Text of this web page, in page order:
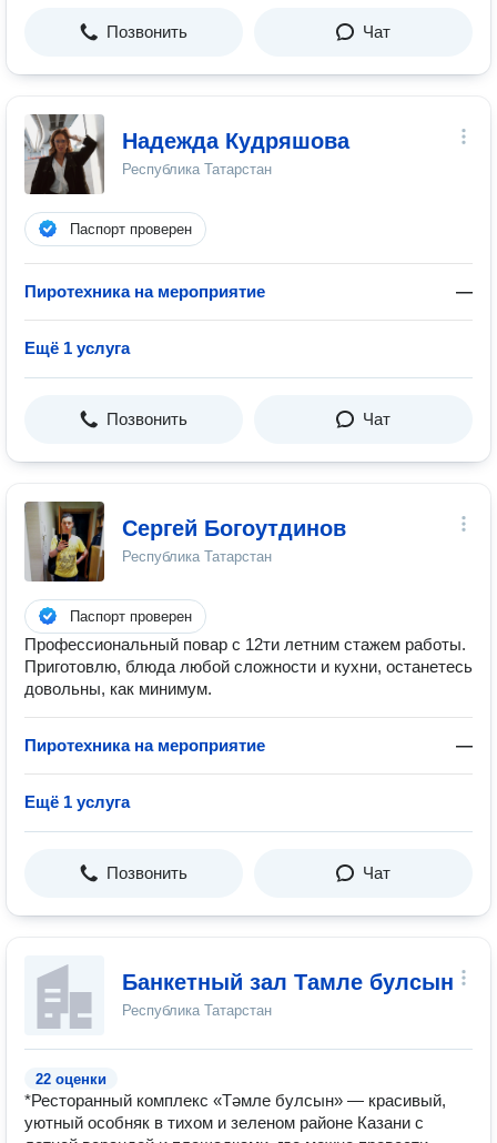
Позвонить Чат
Надежда Кудряшова
Республика Татарстан
Паспорт проверен
Пиротехника на мероприятие —
Ещё 1 услуга
Позвонить Чат
Сергей Богоутдинов
Республика Татарстан
Паспорт проверен
Профессиональный повар с 12ти летним стажем работы.
Приготовлю, блюда любой сложности и кухни, останетесь
довольны, как минимум.
Пиротехника на мероприятие —
Ещё 1 услуга
Позвонить Чат
Банкетный зал Тамле булсын
Республика Татарстан
22 оценки
*Ресторанный комплекс «Тәмле булсын» — красивый,
уютный особняк в тихом и зеленом районе Казани с